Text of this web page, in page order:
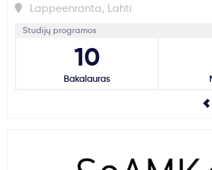
Lappeenranta, Lahti
Studijų programos
10
Bakalauras